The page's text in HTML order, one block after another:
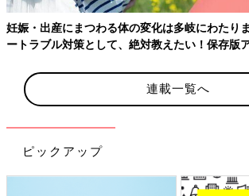
マイナ
介しま
連載一覧へ
ピックアップ